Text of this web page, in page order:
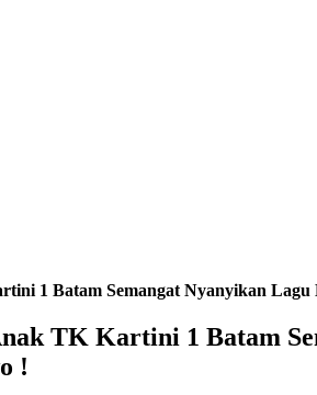
1 Batam Semangat Nyanyikan Lagu
TK Kartini 1 Batam
!